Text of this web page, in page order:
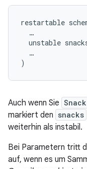
restartable
…
unstable
…
)
Auch wenn Sie Snack
markiert den snacks
weiterhin als instabil.
Bei Parametern tritt
auf, wenn es um